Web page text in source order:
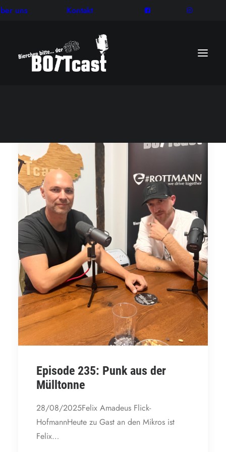
uns Kontakt
Episode 235: Punk aus der
Mülltonne
28/08/2025Felix Amadeus Flick-
HofmannHeute zu Gast an den Mikros ist
Felix…